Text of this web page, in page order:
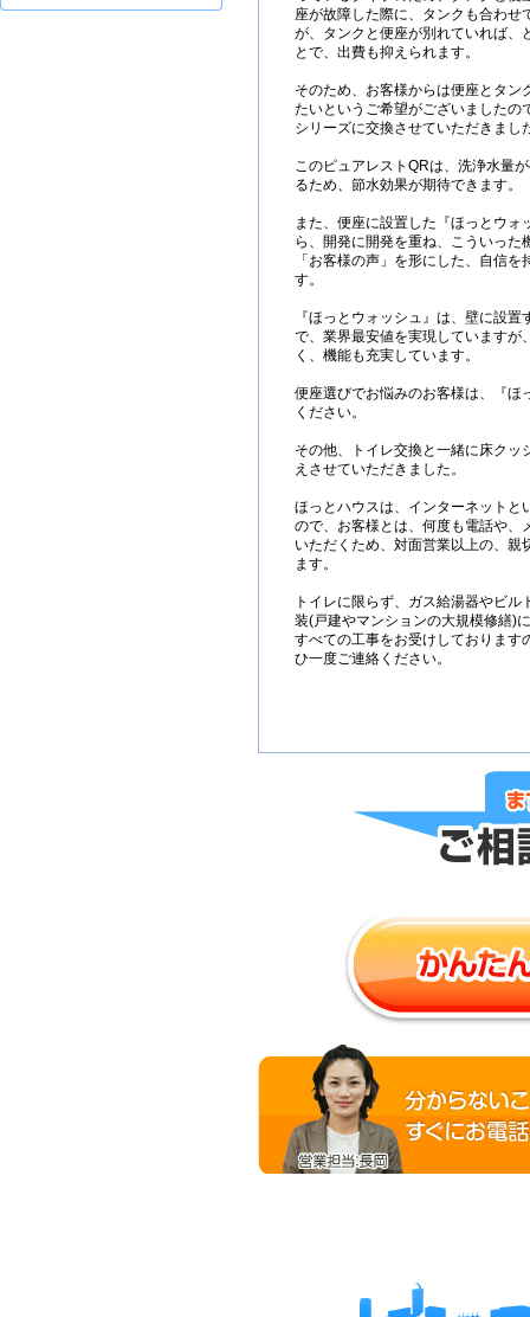
座が故障した際に、タンクも合わせ
が、タンクと便座が別れていれば、
とで、出費も抑えられます。
そのため、お客様からは便座とタン
たいというご希望がございましたの
シリーズに交換させていただきまし
このピュアレストQRは、洗浄水量
るため、節水効果が期待できます。
また、便座に設置した『ほっとウォ
ら、開発に開発を重ね、こういった
「お客様の声」を形にした、自信
す。
『ほっとウォッシュ』は、壁に設
で、業界最安値を実現していますが
く、機能も充実しています。
便座選びでお悩みのお客様は、『ほ
ください。
その他、トイレ交換と一緒に床クッ
えさせていただきました。
ほっとハウスは、インターネットと
ので、お客様とは、何度も電話や、
いただくため、対面営業以上の、親
ます。
トイレに限らず、ガス給湯器やビ
装(戸建やマンションの大規模修繕)
すべての工事をお受けしております
ひ一度ご連絡ください。